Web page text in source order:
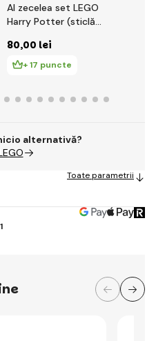
Al zecelea set LEGO
Harry Potter (sticlă
80,00 lei
+ 17 puncte
alternativă?
Toate parametrii